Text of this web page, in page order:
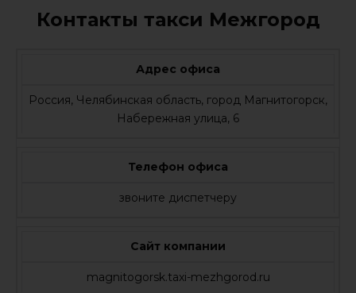
Контакты такси Межгород
Адрес офиса
Россия, Челябинская область, город Магнитогорск,
Набережная улица, 6
Телефон офиса
звоните диспетчеру
Сайт компании
magnitogorsk.taxi-mezhgorod.ru